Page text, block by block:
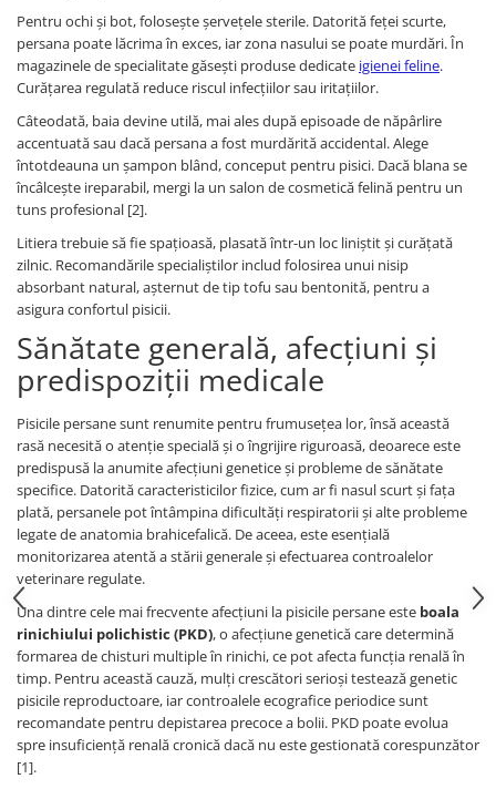
Pentru ochi și bot, folosește șervețele sterile. Datorită feței scurte,
persana poate lăcrima în exces, iar zona nasului se poate murdări. În
magazinele de specialitate găsești produse dedicate igienei feline.
Curățarea regulată reduce riscul infecțiilor sau iritațiilor.
Câteodată, baia devine utilă, mai ales după episoade de năpârlire
accentuată sau dacă persana a fost murdărită accidental. Alege
întotdeauna un șampon blând, conceput pentru pisici. Dacă blana se
încâlcește ireparabil, mergi la un salon de cosmetică felină pentru un
tuns profesional [2].
Litiera trebuie să fie spațioasă, plasată într-un loc liniștit și curățată
zilnic. Recomandările specialiștilor includ folosirea unui nisip
absorbant natural, așternut de tip tofu sau bentonită, pentru a
asigura confortul pisicii.
Sănătate generală, afecțiuni și
predispoziții medicale
Pisicile persane sunt renumite pentru frumusețea lor, însă această
rasă necesită o atenție specială și o îngrijire riguroasă, deoarece este
predispusă la anumite afecțiuni genetice și probleme de sănătate
specifice. Datorită caracteristicilor fizice, cum ar fi nasul scurt și fața
plată, persanele pot întâmpina dificultăți respiratorii și alte probleme
legate de anatomia brahicefalică. De aceea, este esențială
monitorizarea atentă a stării generale și efectuarea controalelor
veterinare regulate.
Una dintre cele mai frecvente afecțiuni la pisicile persane este boala
rinichiului polichistic (PKD), o afecțiune genetică care determină
formarea de chisturi multiple în rinichi, ce pot afecta funcția renală în
timp. Pentru această cauză, mulți crescători serioși testează genetic
pisicile reproductoare, iar controalele ecografice periodice sunt
recomandate pentru depistarea precoce a bolii. PKD poate evolua
spre insuficiență renală cronică dacă nu este gestionată corespunzător
[1].